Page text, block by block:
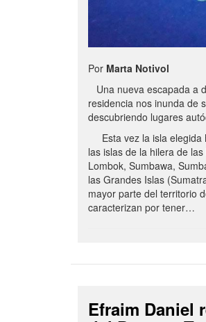
Por Marta Notivol
Una nueva escapada a
residencia nos inunda de
descubriendo lugares
Esta vez la isla elegida
las islas de la hilera de
Lombok, Sumbawa,
las Grandes Islas
mayor parte del territorio
caracterizan por tener…
Efraim Daniel